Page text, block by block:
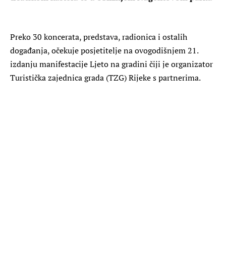
Preko 30 koncerata, predstava, radionica i ostalih
događanja, očekuje posjetitelje na ovogodišnjem 21.
izdanju manifestacije Ljeto na gradini čiji je organizator
Turistička zajednica grada (TZG) Rijeke s partnerima.